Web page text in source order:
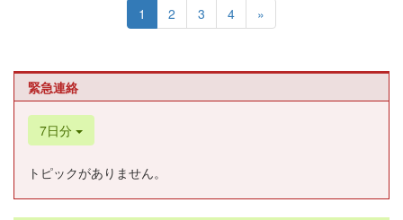
1 2 3 4 »
緊急連絡
7日分
トピックがありません。